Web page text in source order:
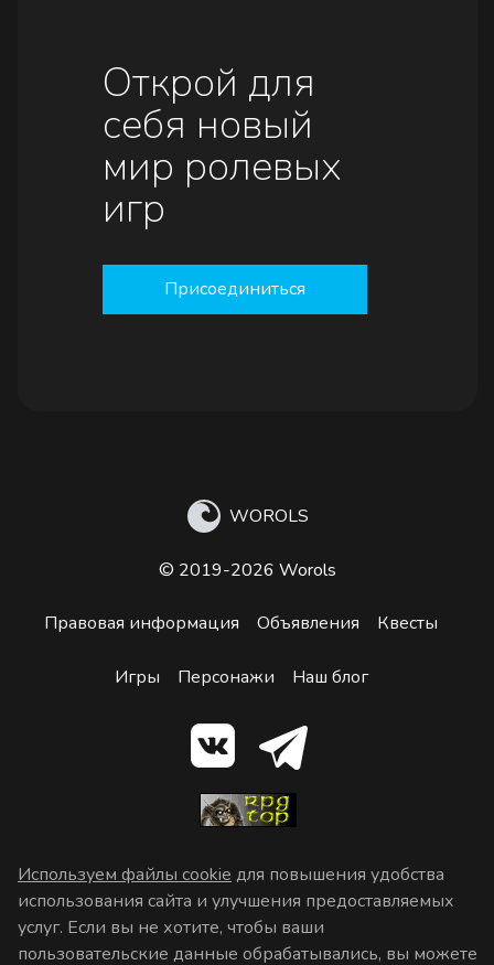
Открой для
себя новый
мир ролевых
игр
Присоединиться
WOROLS
© 2019-2026 Worols
Правовая информация Объявления Квесты
Игры Персонажи Наш блог
Используем файлы cookie для повышения удобства
использования сайта и улучшения предоставляемых
услуг. Если вы не хотите, чтобы ваши
пользовательские данные обрабатывались, вы можете